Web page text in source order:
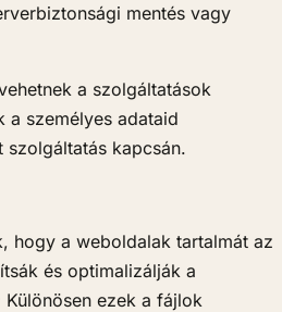
mentés vagy
a szolgáltatások
a személyes adataid
szolgáltatás kapcsán.
hogy a weboldalak tartalmát az
és optimalizálják a
ezek a fájlok